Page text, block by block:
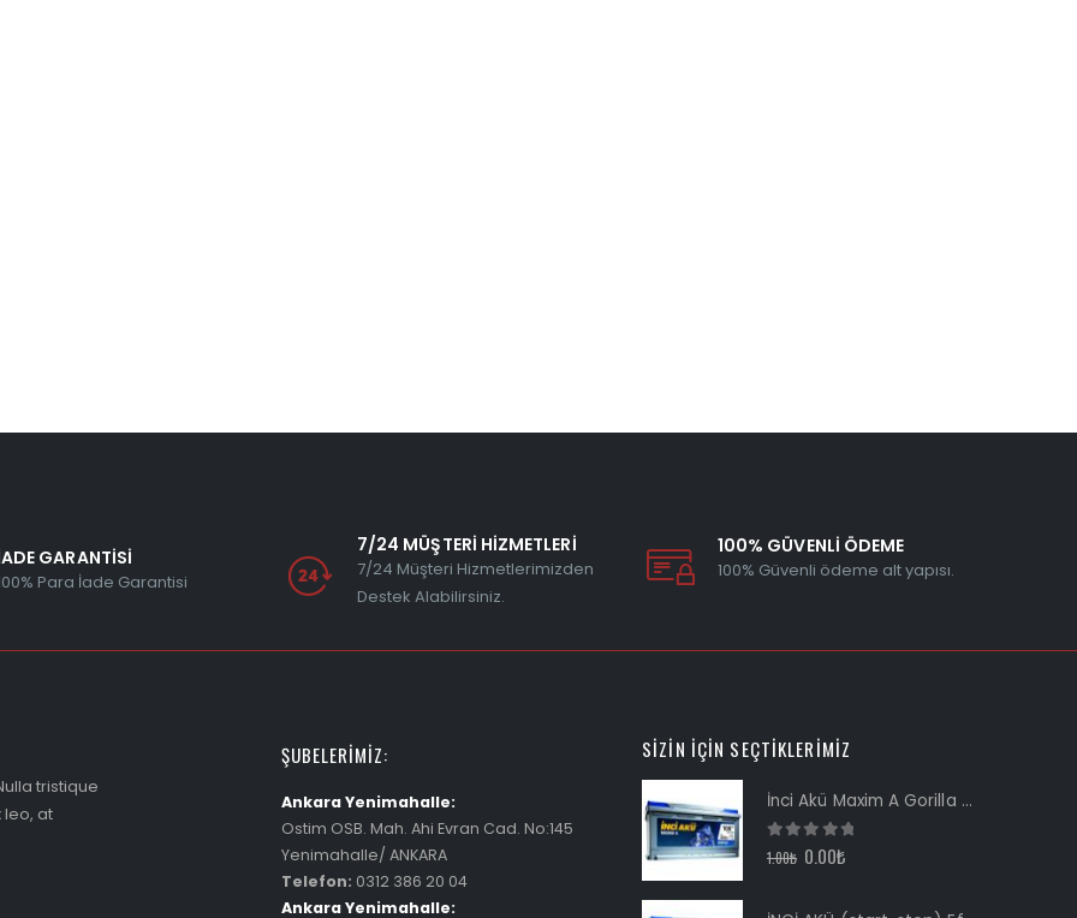
GARANTİSİ
Para İade Garantisi
7/24 MÜŞTERİ HİZMETLERİ
7/24 Müşteri Hizmetlerimizden
Destek Alabilirsiniz.
100% GÜVENLİ ÖDEME
100% Güvenli ödeme alt yapısı.
tristique
leo, at
ŞUBELERIMIZ:
Ankara Yenimahalle:
Ostim OSB. Mah. Ahi Evran Cad. No:145
Yenimahalle/ ANKARA
Telefon: 0312 386 20 04
Ankara Yenimahalle:
SIZIN İÇIN SEÇTIKLERIMIZ
İnci Akü Maxim A Gorilla Asia 12V 100Ah
0 out of 5
1.00₺ 0.00₺